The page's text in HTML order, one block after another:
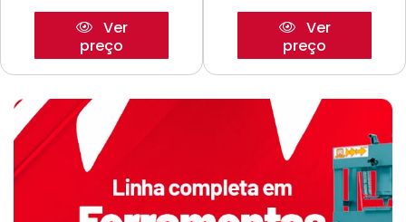
Ver
preço
Ver
preço